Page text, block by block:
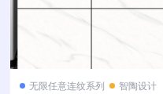
无限任意连纹系列 智陶设计